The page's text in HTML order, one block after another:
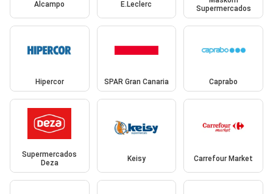
Alcampo E.Leclerc
Supermercados
Hipercor SPAR Gran Canaria Caprabo
Supermercados
Deza
Keisy Carrefour Market